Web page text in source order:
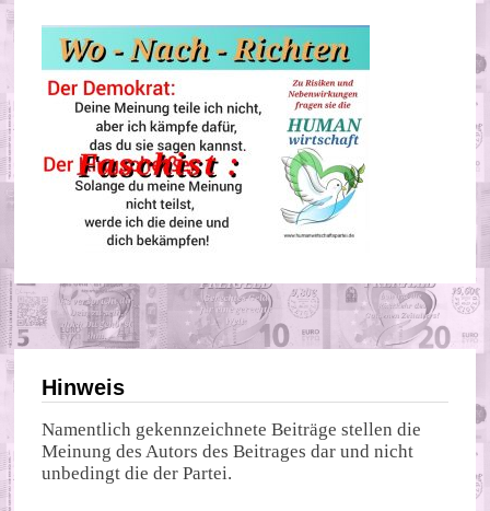
Hinweis
Namentlich gekennzeichnete Beiträge stellen die
Meinung des Autors des Beitrages dar und nicht
unbedingt die der Partei.